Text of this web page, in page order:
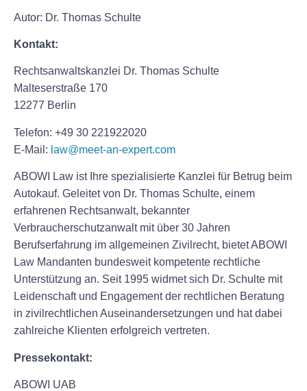
Autor: Dr. Thomas Schulte
Kontakt:
Rechtsanwaltskanzlei Dr. Thomas Schulte
Malteserstraße 170
12277 Berlin
Telefon: +49 30 221922020
E-Mail: law@meet-an-expert.com
ABOWI Law ist Ihre spezialisierte Kanzlei für Betrug beim
Autokauf. Geleitet von Dr. Thomas Schulte, einem
erfahrenen Rechtsanwalt, bekannter
Verbraucherschutzanwalt mit über 30 Jahren
Berufserfahrung im allgemeinen Zivilrecht, bietet ABOWI
Law Mandanten bundesweit kompetente rechtliche
Unterstützung an. Seit 1995 widmet sich Dr. Schulte mit
Leidenschaft und Engagement der rechtlichen Beratung
in zivilrechtlichen Auseinandersetzungen und hat dabei
zahlreiche Klienten erfolgreich vertreten.
Pressekontakt:
ABOWI UAB